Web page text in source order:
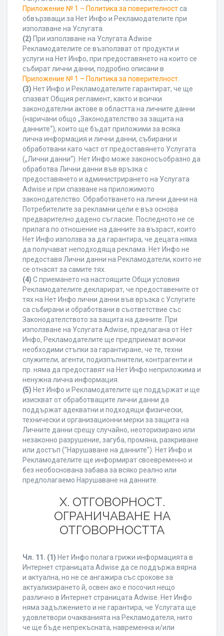
Приложение № 1 – Политика за поверителностса
обвързващи за Нет Инфо и Рекламодателите при
използване на Услугата.
(2) При използване на Услугата Adwise
Рекламодателите се възползват от продукти и
услуги на Нет Инфо, при предоставянето на които се
събират лични данни, подробно описани в
Приложение № 1 – Политика за поверителност
(3) Нет Инфо и Рекламодателите гарантират, че ще
спазват Общия регламент, както и всички
законодателни актове в областта на личните данни
(наричани общо „Законодателство за защита на
данните“), които ще бъдат приложими за всяка
лична информация и лични данни, събирани и
обработвани като част от предоставянето Услугата
(„Лични данни“). Нет Инфо може законосъобразно да
обработва Лични данни във връзка с
предоставянето и администрирането на Услугата
Adwise и при спазване на приложимото
законодателство. Обработването на лични данни на
Потребителите за рекламни цели е въз основа
предварително дадено съгласие. Последното не се
прилага по отношение на данните за възраст, които
Нет Инфо използва за да гарантира, че децата няма
да получават неподходяща реклама. Нет Инфо не
предоставя Лични данни на Рекламодатели, които не
се отнасят за самите тях.
(4) С приемането на настоящите Общи условия
Рекламодателите декларират, че предоставените от
тях на Нет Инфо лични данни във връзка с Услугите
са събирани и обработвани в съответствие със
Законодателството за защита на данните. При
използване на Услугата Adwise, предлагана от Нет
Инфо, Рекламодателите ще предприемат всички
необходими стъпки за гарантиране, че те, техни
служители, агенти, подизпълнители, контрагенти и
пр. няма да предоставят на Нет Инфо неприложима и
ненужна лична информация.
(5) Нет Инфо и Рекламодателите ще поддържат и ще
изискват от обработващите лични данни да
поддържат адекватни и подходящи физически,
технически и организационни мерки за защита на
Личните данни срещу случайно, неоторизирано или
незаконно разрушение, загуба, промяна, разкриване
или достъп ("Нарушаване на данните"). Нет Инфо и
Рекламодателите ще информират своевременно и
без необоснована забава за всяко реално или
предполагаемо Нарушаване на данните.
X. ОТГОВОРНОСТ.
ОГРАНИЧАВАНЕ НА
ОТГОВОРНОСТТА
Чл. 11. (1) Нет Инфо полага грижи информацията в
Интернет страницата Adwise да се поддържа вярна
и актуална, но не се ангажира със срокове за
актуализирането й, освен ако е посочил нещо
различно в Интернет страницата Adwise. Нет Инфо
няма задължението и не гарантира, че Услугата ще
удовлетвори очакванията на Рекламодателя, нито
че ще бъде непрекъсната, навременна и/или